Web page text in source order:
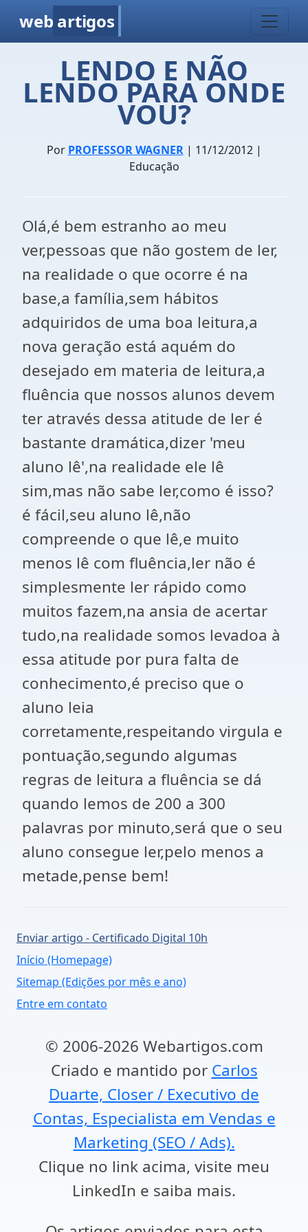
web artigos
LENDO E NÃO
LENDO PARA ONDE
VOU?
Por PROFESSOR WAGNER| 11/12/2012 |
Educação
Olá,é bem estranho ao meu
ver,pessoas que não gostem de ler,
na realidade o que ocorre é na
base,a família,sem hábitos
adquiridos de uma boa leitura,a
nova geração está aquém do
desejado em materia de leitura,a
fluência que nossos alunos devem
ter através dessa atitude de ler é
bastante dramática,dizer 'meu
aluno lê',na realidade ele lê
sim,mas não sabe ler,como é isso?
é fácil,seu aluno lê,não
compreende o que lê,e muito
menos lê com fluência,ler não é
simplesmente ler rápido como
muitos fazem,na ansia de acertar
tudo,na realidade somos levadoa à
essa atitude por pura falta de
conhecimento,é preciso que o
aluno leia
corretamente,respeitando virgula e
pontuação,segundo algumas
regras de leitura a fluência se dá
quando lemos de 200 a 300
palavras por minuto,será que o seu
aluno consegue ler,pelo menos a
metade,pense bem!
Enviar artigo - Certificado Digital 10h
Início (Homepage)
Sitemap (Edições por mês e ano)
Entre em contato
© 2006-2026 Webartigos.com
Criado e mantido por Carlos
Duarte, Closer / Executivo de
Contas, Especialista em Vendas e
Marketing (SEO / Ads).
Clique no link acima, visite meu
LinkedIn e saiba mais.